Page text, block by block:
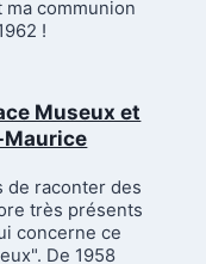
communion
!
Museux et
de raconter des
très présents
concerne ce
De 1958